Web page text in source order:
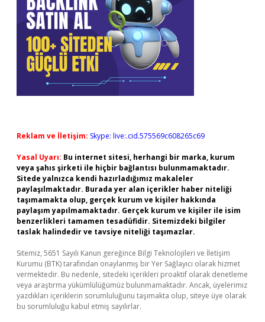
Reklam ve İletişim: Skype: live:.cid.575569c608265c69
Yasal Uyarı: Bu internet sitesi, herhangi bir marka, kurum
veya şahıs şirketi ile hiçbir bağlantısı bulunmamaktadır.
Sitede yalnızca kendi hazırladığımız makaleler
paylaşılmaktadır. Burada yer alan içerikler haber niteliği
taşımamakta olup, gerçek kurum ve kişiler hakkında
paylaşım yapılmamaktadır. Gerçek kurum ve kişiler ile isim
benzerlikleri tamamen tesadüfidir. Sitemizdeki bilgiler
taslak halindedir ve tavsiye niteliği taşımazlar.
Sitemiz, 5651 Sayılı Kanun gereğince Bilgi Teknolojileri ve İletişim
Kurumu (BTK) tarafından onaylanmış bir Yer Sağlayıcı olarak hizmet
vermektedir. Bu nedenle, sitedeki içerikleri proaktif olarak denetleme
veya araştırma yükümlülüğümüz bulunmamaktadır. Ancak, üyelerimiz
yazdıkları içeriklerin sorumluluğunu taşımakta olup, siteye üye olarak
bu sorumluluğu kabul etmiş sayılırlar.